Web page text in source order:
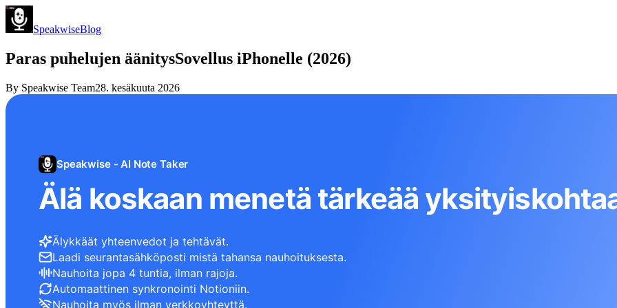
SpeakwiseBlog
Paras puhelujen äänitysSovellus iPhonelle (2026)
By Speakwise Team28. kesäkuuta 2026
Speakwise - AI Note Taker
Älä koskaan menetä tärkeää
Älykkäät yhteenvedot ja tehtävät.
Laadi seurantasähköposti mistä tahansa nauhoituksesta.
Nauhoita jopa 4 tuntia, ilman rajoja.
Automaattinen synkronointi Notioniin.
Nauhoita myös ilman verkkoyhteyttä.